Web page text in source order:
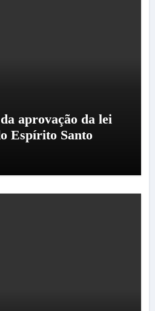
aprovação da lei
Espírito Santo